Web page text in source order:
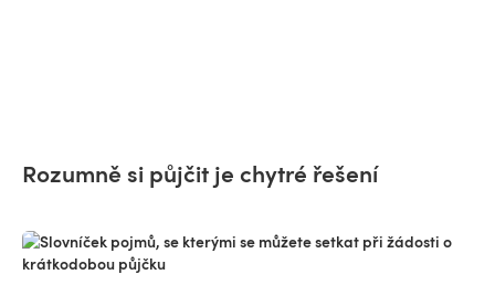
Rozumně si půjčit je chytré řešení